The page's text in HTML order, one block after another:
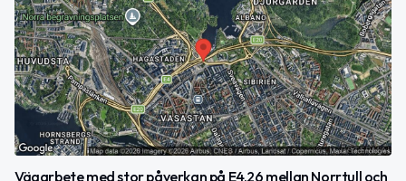
Vägarbete med stor påverkan på E4.26 mellan Norrtull och